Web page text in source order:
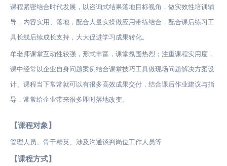
课程紧密结合时代发展，以咨询式结果落地目标视角，做实效性培训辅
导，内容实用、落地，配合大量实操做应用带练结合，配合课后练习工
具长线后续成长支持，大大促进学习成果转化。
牟老师课堂互动性较强，形式丰富，课堂氛围热烈；注重课程实用度，
课中经常以企业自身问题案例结合课堂技巧工具做现场问题解决方案设
计、课程当下常常就可以有很多高效成果交付，结合课后作业建议与指
导，常常给企业带来很多即时落地改变。
【课程对象】
管理人员、骨干精英、涉及沟通谈判岗位工作人员等
【课程方式】